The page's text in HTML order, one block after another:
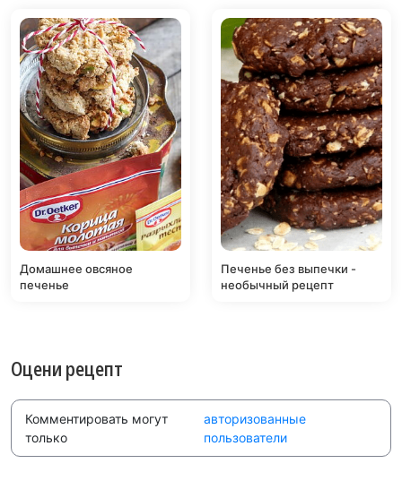
Домашнее овсяное
печенье
Печенье без выпечки -
необычный рецепт
Оцени рецепт
Комментировать могут
только
авторизованные
пользователи